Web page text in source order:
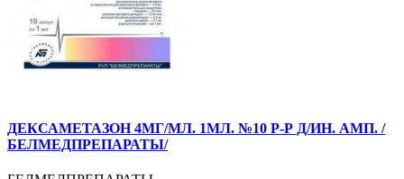
ДЕКСАМЕТАЗОН 4МГ/МЛ. 1МЛ. №10 Р-Р Д/ИН. АМП. /
БЕЛМЕДПРЕПАРАТЫ/